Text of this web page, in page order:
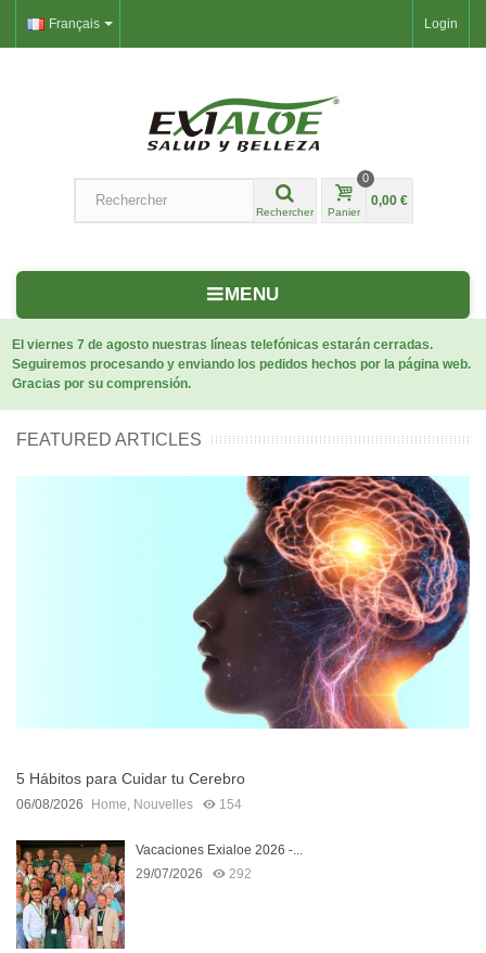
Login
Français
Rechercher Panier
0
0,00 €
MENU
El viernes 7 de agosto nuestras líneas telefónicas estarán cerradas.
Seguiremos procesando y enviando los pedidos hechos por la página web.
Gracias por su comprensión.
FEATURED ARTICLES
5 Hábitos para Cuidar tu Cerebro
06/08/2026 Home, Nouvelles 154
Vacaciones Exialoe 2026 -...
29/07/2026
292